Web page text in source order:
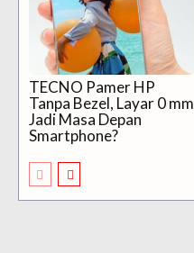
TECNO Pamer HP
Tanpa Bezel, Layar 0 mm
Jadi Masa Depan
Smartphone?